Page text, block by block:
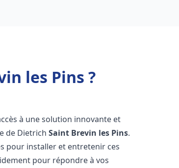
les Pins ?
à une solution innovante et
de DietrichSaint Brevin les Pins.
pour installer et entretenir ces
pour répondre à vos